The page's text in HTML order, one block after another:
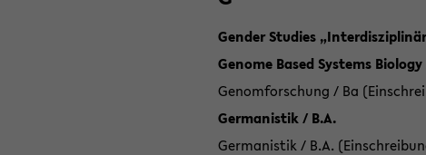
Gender Studies
Genome Based Systems Biology
Genomforschung / Ba
Germanistik / B.A.
Germanistik / B.A.